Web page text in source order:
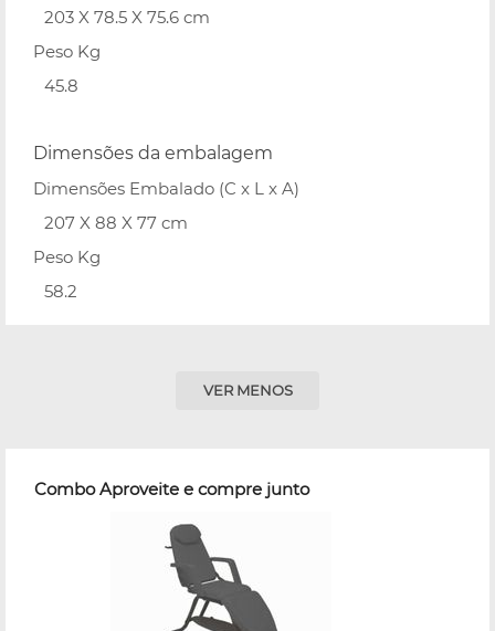
203 X 78.5 X 75.6 cm
Peso Kg
45.8
Dimensões da embalagem
Dimensões Embalado (C x L x A)
207 X 88 X 77 cm
Peso Kg
58.2
VER MENOS
Combo Aproveite e compre junto